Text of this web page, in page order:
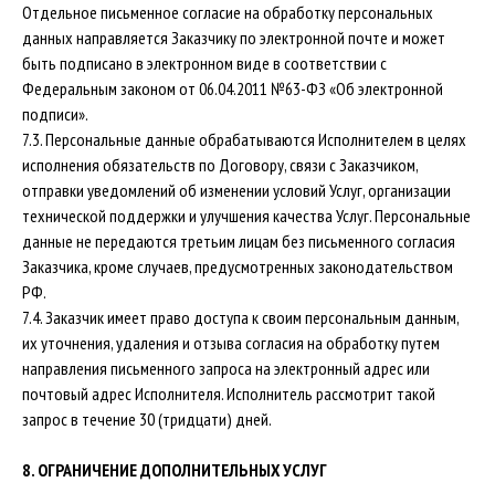
Отдельное письменное согласие на обработку персональных
данных направляется Заказчику по электронной почте и может
быть подписано в электронном виде в соответствии с
Федеральным законом от 06.04.2011 №63-ФЗ «Об электронной
подписи».
7.3. Персональные данные обрабатываются Исполнителем в целях
исполнения обязательств по Договору, связи с Заказчиком,
отправки уведомлений об изменении условий Услуг, организации
технической поддержки и улучшения качества Услуг. Персональные
данные не передаются третьим лицам без письменного согласия
Заказчика, кроме случаев, предусмотренных законодательством
РФ.
7.4. Заказчик имеет право доступа к своим персональным данным,
их уточнения, удаления и отзыва согласия на обработку путем
направления письменного запроса на электронный адрес или
почтовый адрес Исполнителя. Исполнитель рассмотрит такой
запрос в течение 30 (тридцати) дней.
8. ОГРАНИЧЕНИЕ ДОПОЛНИТЕЛЬНЫХ УСЛУГ